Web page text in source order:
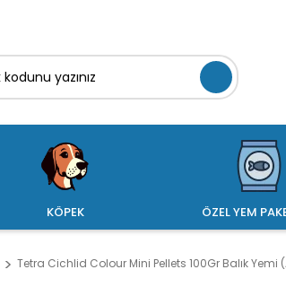
KÖPEK ÖZEL YEM
Tetra Cichlid Colour Mini Pellets 100Gr Balık Yemi